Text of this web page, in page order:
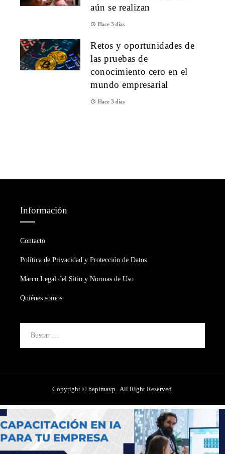
aún se realizan
Hace 3 días
Retos y oportunidades de
las pruebas de
conocimiento cero en el
mundo empresarial
Hace 3 días
Información
Contacto
Política de Privacidad y Protección de Datos
Marco Legal del Sitio y Normas de Uso
Quiénes somos
Copyright © bapimavp . All Right Reserved.